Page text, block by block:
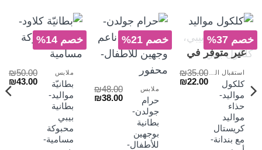
خصم 37%
غير متوفر في
المخزون
كلكول
مواليد-
حذاء
مواليد
كريستال
مع بندانة-
₪35.00
السعر₪22.00
الحالي
خصم 21%
ملابس
حرام
جولدن-
بطانية
بوجهين
للأطفال-
₪48.00
السعر₪38.00
السعر
الحالي
خصم 14%
ملابس
بطانيّة
مواليد-
بطانية
بيبي
محبوكة
مسامية-
₪50.00
السعر₪43.00